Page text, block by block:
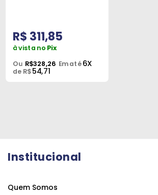
R$ 311,85
à vista no Pix
Ou R$328,26 Em até6X
de R$54,71
Institucional
Quem Somos